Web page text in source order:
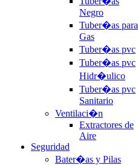
Negro
Tuber�as para
Gas
Tuber�as pvc
Tuber�as pvc
Hidr�ulico
Tuber�as pvc
Sanitario
Ventilaci�n
Extractores de
Aire
Seguridad
Bater�as y Pilas